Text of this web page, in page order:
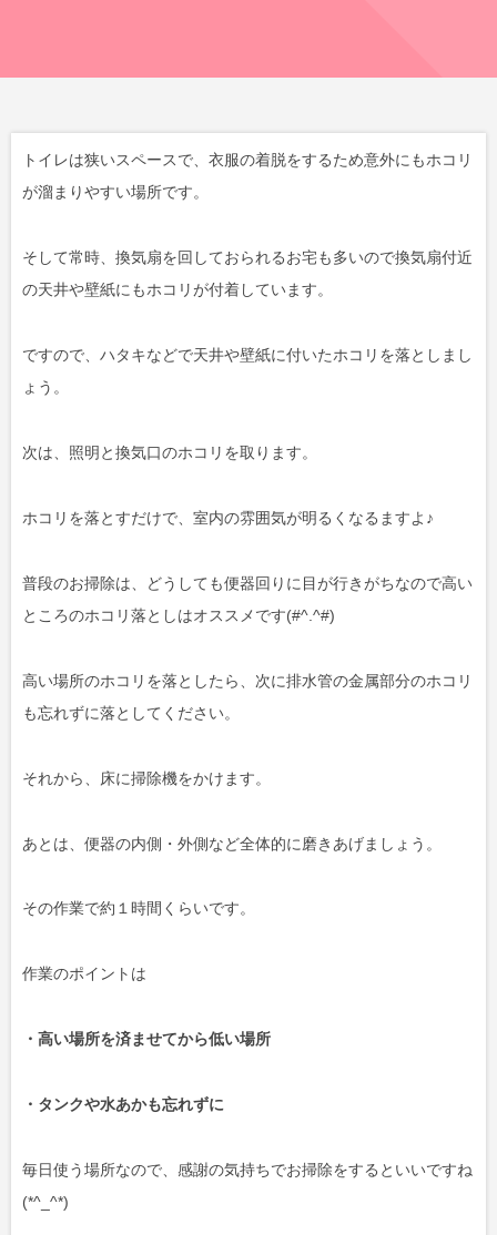
トイレは狭いスペースで、衣服の着脱をするため意外にもホコリ
が溜まりやすい場所です。
そして常時、換気扇を回しておられるお宅も多いので換気扇付近
の天井や壁紙にもホコリが付着しています。
ですので、ハタキなどで天井や壁紙に付いたホコリを落としまし
ょう。
次は、照明と換気口のホコリを取ります。
ホコリを落とすだけで、室内の雰囲気が明るくなるますよ♪
普段のお掃除は、どうしても便器回りに目が行きがちなので高い
ところのホコリ落としはオススメです(#^.^#)
高い場所のホコリを落としたら、次に排水管の金属部分のホコリ
も忘れずに落としてください。
それから、床に掃除機をかけます。
あとは、便器の内側・外側など全体的に磨きあげましょう。
その作業で約１時間くらいです。
作業のポイントは
・高い場所を済ませてから低い場所
・タンクや水あかも忘れずに
毎日使う場所なので、感謝の気持ちでお掃除をするといいですね
(*^_^*)